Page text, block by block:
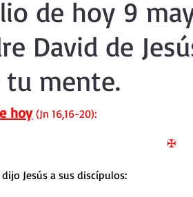
del Catecismo Santo Rosario y
Santa Teresita - Acto de Ofrenda
La vida espiritual en frases
de hoy 9
David de
mente.
hoy (Jn 16,16-20):
✠
Jesús a sus discípulos: